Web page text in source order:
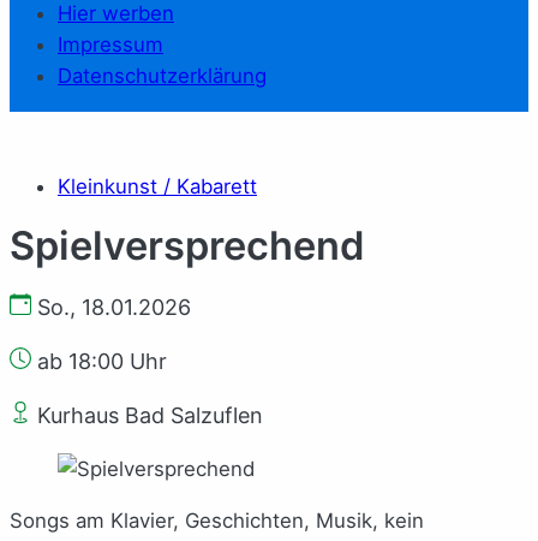
Hier werben
Impressum
Datenschutzerklärung
Kleinkunst / Kabarett
Spielversprechend
So., 18.01.2026
ab 18:00 Uhr
Kurhaus Bad Salzuflen
Songs am Klavier, Geschichten, Musik, kein